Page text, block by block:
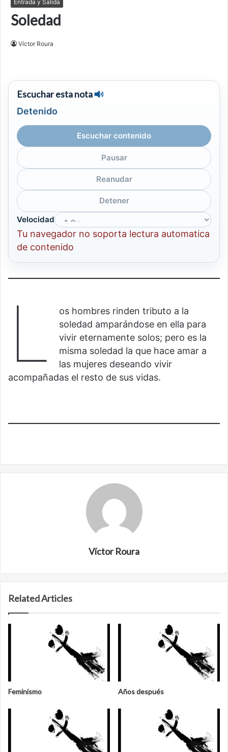
Entrada y Salida
Soledad
Víctor Roura
Escuchar esta nota
Detenido
Escuchar contenido
Pausar
Reanudar
Detener
Velocidad
Tu navegador no soporta lectura automatica
de contenido
L
os hombres rinden tributo a la
soledad amparándose en ella para
vivir eternamente solos; pero es la
misma soledad la que hace amar a
las mujeres deseando vivir
acompañadas el resto de sus vidas.
Víctor Roura
Related Articles
Feminismo Años después